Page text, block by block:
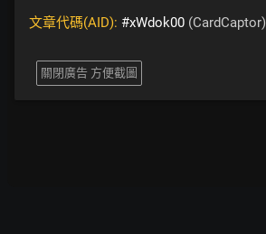
文章代碼(AID): #xWdok00 (CardCaptor)
關閉廣告 方便截圖